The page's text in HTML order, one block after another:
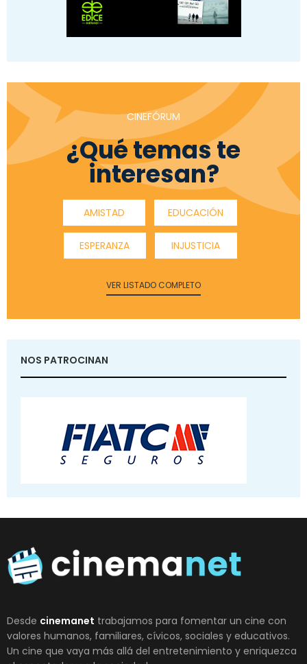
CINEFÓRUM
¿Qué temas te
interesan?
AMISTAD EDUCACIÓN
ESPERANZA INJUSTICIA
VER LISTADO COMPLETO
NOS PATROCINAN
Desde cinemanet trabajamos para fomentar un cine con
valores humanos, familiares, cívicos, sociales y educativos.
Un cine que vaya más allá del entretenimiento y enriquezca